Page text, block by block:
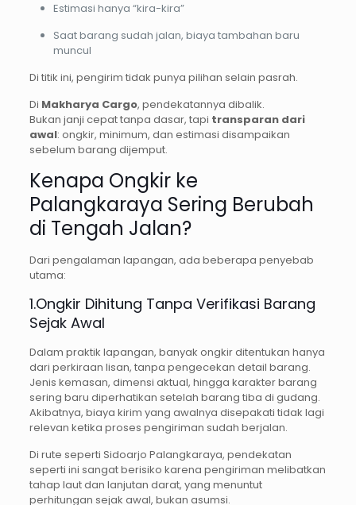
Estimasi hanya “kira-kira”
Saat barang sudah jalan, biaya tambahan baru
muncul
Di titik ini, pengirim tidak punya pilihan selain pasrah.
Di Makharya Cargo, pendekatannya dibalik.
Bukan janji cepat tanpa dasar, tapi transparan dari
awal: ongkir, minimum, dan estimasi disampaikan
sebelum barang dijemput.
Kenapa Ongkir ke
Palangkaraya Sering Berubah
di Tengah Jalan?
Dari pengalaman lapangan, ada beberapa penyebab
utama:
1.Ongkir Dihitung Tanpa Verifikasi Barang
Sejak Awal
Dalam praktik lapangan, banyak ongkir ditentukan hanya
dari perkiraan lisan, tanpa pengecekan detail barang.
Jenis kemasan, dimensi aktual, hingga karakter barang
sering baru diperhatikan setelah barang tiba di gudang.
Akibatnya, biaya kirim yang awalnya disepakati tidak lagi
relevan ketika proses pengiriman sudah berjalan.
Di rute seperti Sidoarjo Palangkaraya, pendekatan
seperti ini sangat berisiko karena pengiriman melibatkan
tahap laut dan lanjutan darat, yang menuntut
perhitungan sejak awal, bukan asumsi.